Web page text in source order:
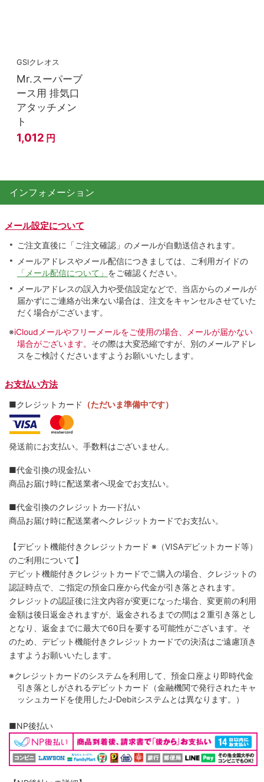
GSIクレオス
Mr.スーパーブ
ース用 排気口
アタッチメン
ト
1,012 円
インフォメーション
メール設定について
ご注文直後に「ご注文確認」のメールが自動送信されます。
メールアドレスやメール配信につきましては、ご利用ガイドの
「メール配信について」 をご確認ください。
メールアドレスの誤入力や受信設定などで、当店からのメールが
届かずにご連絡が出来ない場合は、注文をキャンセルさせていた
だく場合がございます。
※iCloudメールやフリーメールをご使用の場合、メールが届かない
場合がございます。 その際は大変恐縮ですが、別のメールアドレ
スをご検討くださいますようお願いいたします。
お支払い方法
■クレジットカード （ただいま準備中です）
発送前にお支払い。手数料はございません。
■代金引換の現金払い
商品お届け時に配送業者へ現金でお支払い。
■代金引換のクレジットカ―ド払い
商品お届け時に配送業者へクレジットカードでお支払い。
【デビット機能付きクレジットカード ※（VISAデビットカード等）
のご利用について】
デビット機能付きクレジットカードでご購入の場合、クレジットの
認証時点で、ご指定の預金口座から代金が引き落とされます。
クレジットの認証後に注文内容が変更になった場合、変更前の利用
金額は後日返金されますが、返金されるまでの間は２重引き落とし
となり、返金までに最大で60日を要する可能性がございます。そ
のため、デビット機能付きクレジットカードでの決済はご遠慮頂き
ますようお願いいたします。
※クレジットカードのシステムを利用して、預金口座より即時代金
引き落としがされるデビットカード（金融機関で発行されたキャ
ッシュカードを使用したJ-Debitシステムとは異なります。）
■NP後払い